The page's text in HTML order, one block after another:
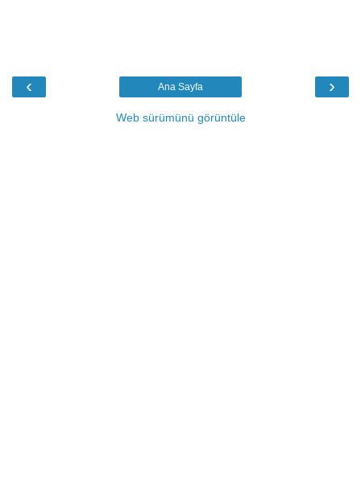
‹ ›
Ana Sayfa
Web sürümünü görüntüle